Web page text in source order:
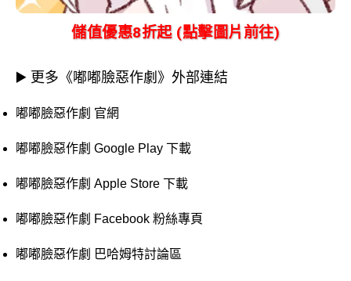
儲值優惠8折起 (點擊圖片前往)
▶️ 更多《嘟嘟臉惡作劇》外部連結
嘟嘟臉惡作劇 官網
嘟嘟臉惡作劇 Google Play 下載
嘟嘟臉惡作劇 Apple Store 下載
嘟嘟臉惡作劇 Facebook 粉絲專頁
嘟嘟臉惡作劇 巴哈姆特討論區